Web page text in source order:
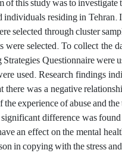
individuals residing in
selected through cluster
were selected. To collect the
Questionnaire were
used. Research findings
there was a negative
the experience of abuse and
difference was
an effect on the mental
in copying with the stress